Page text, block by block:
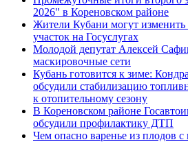
2026" в Кореновском районе
Жители Кубани могут изменить
участок на Госуслугах
Молодой депутат Алексей
маскировочные сети
Кубань готовится к зиме:
обсудили стабилизацию
к отопительному сезону
В Кореновском районе
обсудили профилактику ДТП
Чем опасно варенье из плодов с